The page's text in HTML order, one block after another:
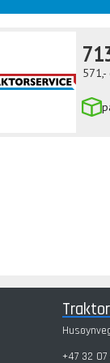
571,-
+47 32